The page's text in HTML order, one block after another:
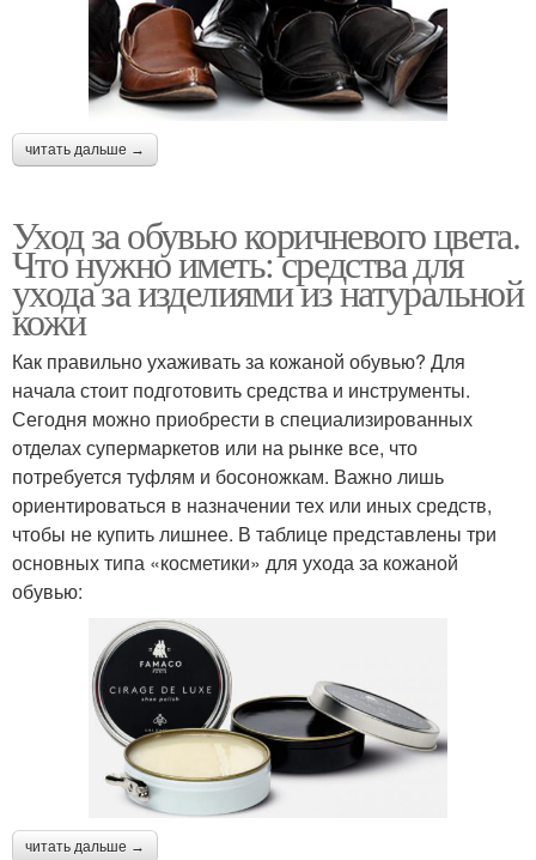
читать дальше →
Уход за обувью коричневого цвета.
Что нужно иметь: средства для
ухода за изделиями из натуральной
кожи
Как правильно ухаживать за кожаной обувью? Для
начала стоит подготовить средства и инструменты.
Сегодня можно приобрести в специализированных
отделах супермаркетов или на рынке все, что
потребуется туфлям и босоножкам. Важно лишь
ориентироваться в назначении тех или иных средств,
чтобы не купить лишнее. В таблице представлены три
основных типа «косметики» для ухода за кожаной
обувью:
читать дальше →